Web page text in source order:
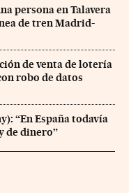
persona en Talavera
de tren Madrid-
de venta de lotería
robo de datos
“En España todavía
de dinero”